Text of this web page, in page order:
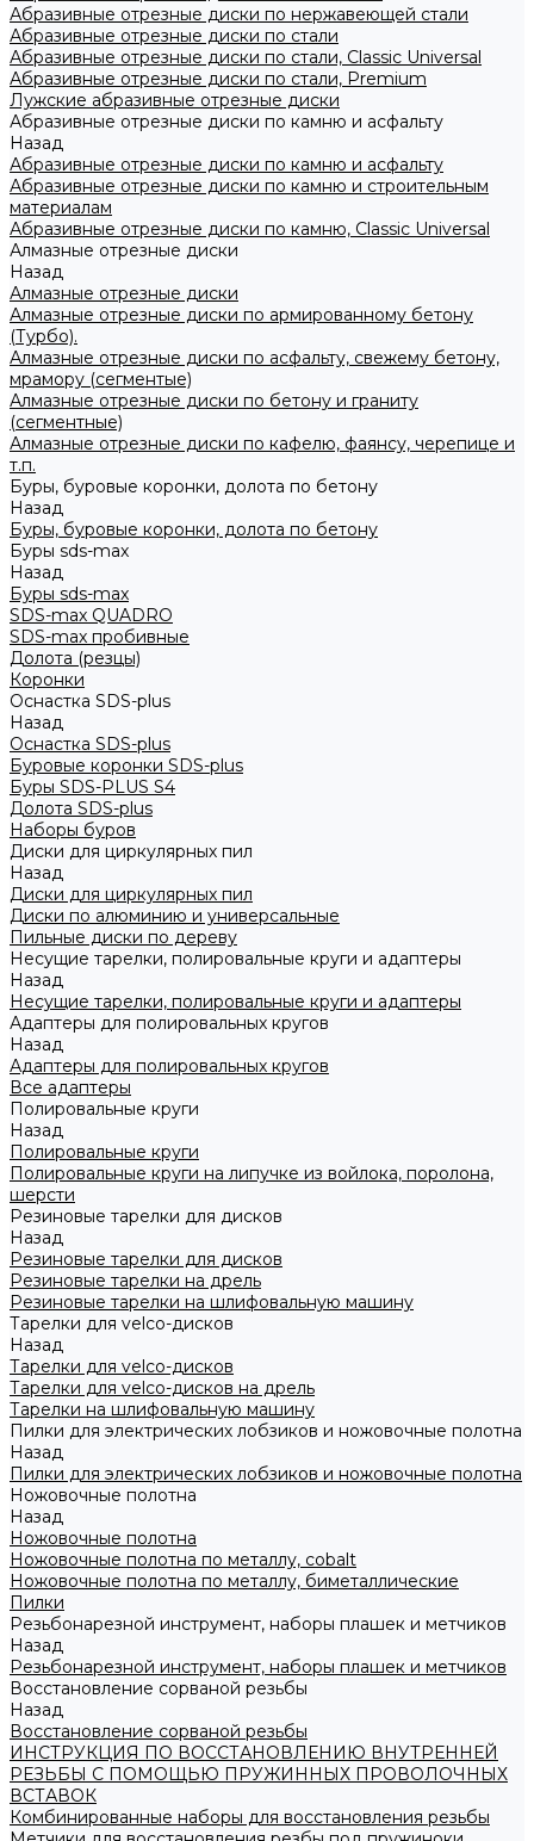
Абразивные отрезные диски по нержавеющей стали
Абразивные отрезные диски по стали
Абразивные отрезные диски по стали, Classic Universal
Абразивные отрезные диски по стали, Premium
Лужские абразивные отрезные диски
Абразивные отрезные диски по камню и асфальту
Назад
Абразивные отрезные диски по камню и асфальту
Абразивные отрезные диски по камню и строительным
материалам
Абразивные отрезные диски по камню, Classic Universal
Алмазные отрезные диски
Назад
Алмазные отрезные диски
Алмазные отрезные диски по армированному бетону
(Турбо).
Алмазные отрезные диски по асфальту, свежему бетону,
мрамору (сегментые)
Алмазные отрезные диски по бетону и граниту
(сегментные)
Алмазные отрезные диски по кафелю, фаянсу, черепице и
т.п.
Буры, буровые коронки, долота по бетону
Назад
Буры, буровые коронки, долота по бетону
Буры sds-max
Назад
Буры sds-max
SDS-max QUADRO
SDS-max пробивные
Долота (резцы)
Коронки
Оснастка SDS-plus
Назад
Оснастка SDS-plus
Буровые коронки SDS-plus
Буры SDS-PLUS S4
Долота SDS-plus
Наборы буров
Диски для циркулярных пил
Назад
Диски для циркулярных пил
Диски по алюминию и универсальные
Пильные диски по дереву
Несущие тарелки, полировальные круги и адаптеры
Назад
Несущие тарелки, полировальные круги и адаптеры
Адаптеры для полировальных кругов
Назад
Адаптеры для полировальных кругов
Все адаптеры
Полировальные круги
Назад
Полировальные круги
Полировальные круги на липучке из войлока, поролона,
шерсти
Резиновые тарелки для дисков
Назад
Резиновые тарелки для дисков
Резиновые тарелки на дрель
Резиновые тарелки на шлифовальную машину
Тарелки для velco-дисков
Назад
Тарелки для velco-дисков
Тарелки для velco-дисков на дрель
Тарелки на шлифовальную машину
Пилки для электрических лобзиков и ножовочные полотна
Назад
Пилки для электрических лобзиков и ножовочные полотна
Ножовочные полотна
Назад
Ножовочные полотна
Ножовочные полотна по металлу, cobalt
Ножовочные полотна по металлу, биметаллические
Пилки
Резьбонарезной инструмент, наборы плашек и метчиков
Назад
Резьбонарезной инструмент, наборы плашек и метчиков
Восстановление сорваной резьбы
Назад
Восстановление сорваной резьбы
ИНСТРУКЦИЯ ПО ВОССТАНОВЛЕНИЮ ВНУТРЕННЕЙ
РЕЗЬБЫ С ПОМОЩЬЮ ПРУЖИННЫХ ПРОВОЛОЧНЫХ
ВСТАВОК
Комбинированные наборы для восстановления резьбы